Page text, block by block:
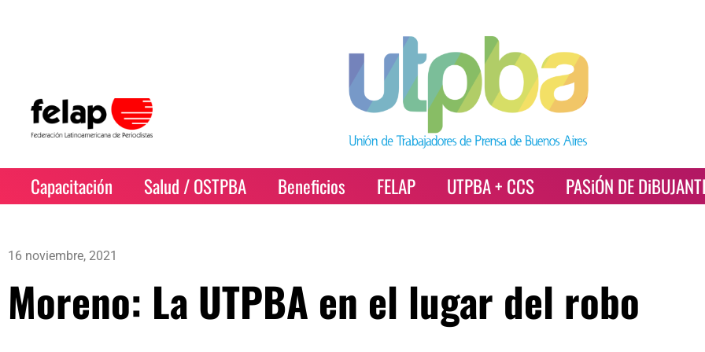
Capacitación Salud / OSTPBA Beneficios FELAP UTPBA + CCS PASiÓN DE
16 noviembre, 2021
Moreno: La UTPBA en el lugar del robo